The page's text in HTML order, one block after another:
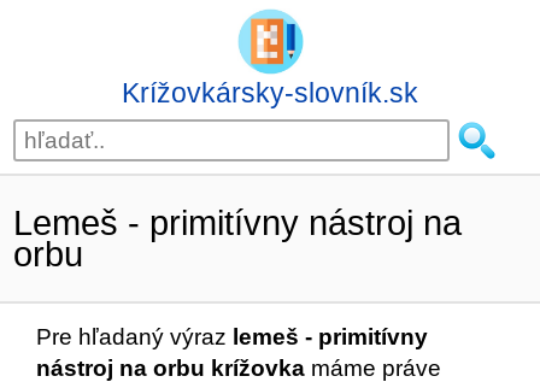
Krížovkársky-slovník.sk
Lemeš - primitívny nástroj na
orbu
Pre hľadaný výraz lemeš - primitívny
nástroj na orbu krížovka máme práve